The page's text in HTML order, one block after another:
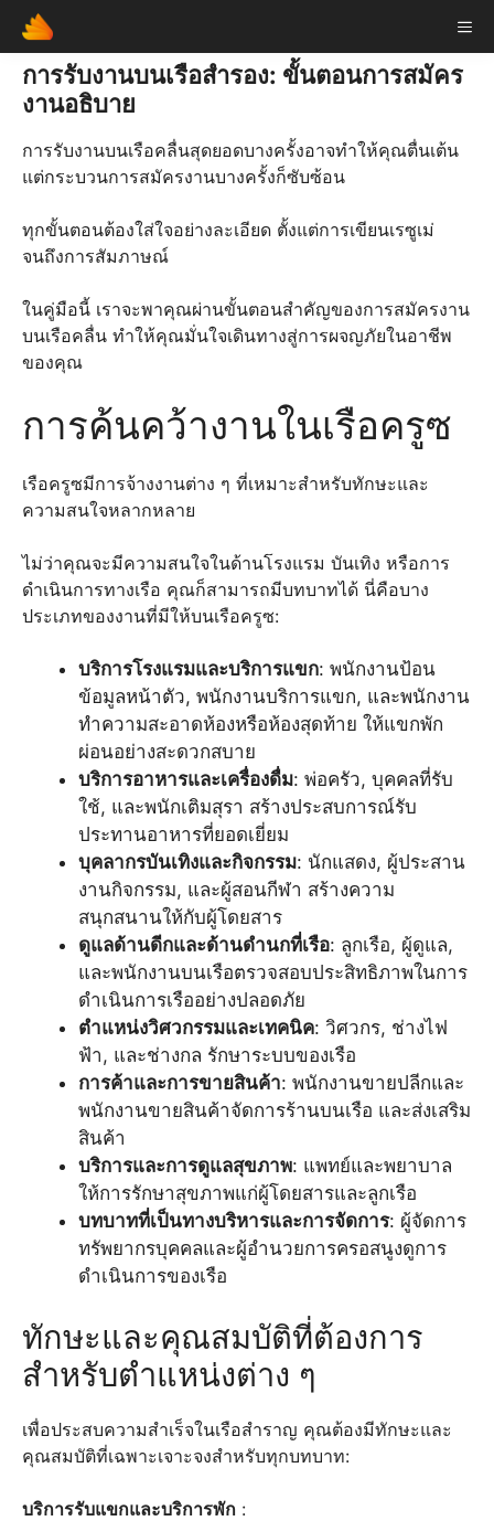
Skip
content
การรับงานบนเรือสำรอง: ขั้นตอนการสมัคร
งานอธิบาย
การรับงานบนเรือคลื่นสุดยอดบางครั้งอาจทำให้คุณตื่นเต้น
แต่กระบวนการสมัครงานบางครั้งก็ซับซ้อน
ทุกขั้นตอนต้องใส่ใจอย่างละเอียด ตั้งแต่การเขียนเรซูเม่
จนถึงการสัมภาษณ์
ในคู่มือนี้ เราจะพาคุณผ่านขั้นตอนสำคัญของการสมัครงาน
บนเรือคลื่น ทำให้คุณมั่นใจเดินทางสู่การผจญภัยในอาชีพ
ของคุณ
การค้นคว้างานในเรือครูซ
เรือครูซมีการจ้างงานต่าง ๆ ที่เหมาะสำหรับทักษะและ
ความสนใจหลากหลาย
ไม่ว่าคุณจะมีความสนใจในด้านโรงแรม บันเทิง หรือการ
ดำเนินการทางเรือ คุณก็สามารถมีบทบาทได้ นี่คือบาง
ประเภทของงานที่มีให้บนเรือครูซ:
บริการโรงแรมและบริการแขก: พนักงานป้อน
ข้อมูลหน้าตัว, พนักงานบริการแขก, และพนักงาน
ทำความสะอาดห้องหรือห้องสุดท้าย ให้แขกพัก
ผ่อนอย่างสะดวกสบาย
บริการอาหารและเครื่องดื่ม: พ่อครัว, บุคคลที่รับ
ใช้, และพนักเติมสุรา สร้างประสบการณ์รับ
ประทานอาหารที่ยอดเยี่ยม
บุคลากรบันเทิงและกิจกรรม: นักแสดง, ผู้ประสาน
งานกิจกรรม, และผู้สอนกีฬา สร้างความ
สนุกสนานให้กับผู้โดยสาร
ดูแลด้านดีกและด้านดำนกที่เรือ: ลูกเรือ, ผู้ดูแล,
และพนักงานบนเรือตรวจสอบประสิทธิภาพในการ
ดำเนินการเรืออย่างปลอดภัย
ตำแหน่งวิศวกรรมและเทคนิค: วิศวกร, ช่างไฟ
ฟ้า, และช่างกล รักษาระบบของเรือ
การค้าและการขายสินค้า: พนักงานขายปลีกและ
พนักงานขายสินค้าจัดการร้านบนเรือ และส่งเสริม
สินค้า
บริการและการดูแลสุขภาพ: แพทย์และพยาบาล
ให้การรักษาสุขภาพแก่ผู้โดยสารและลูกเรือ
บทบาทที่เป็นทางบริหารและการจัดการ: ผู้จัดการ
ทรัพยากรบุคคลและผู้อำนวยการครอสนูงดูการ
ดำเนินการของเรือ
ทักษะและคุณสมบัติที่ต้องการ
สำหรับตำแหน่งต่าง ๆ
เพื่อประสบความสำเร็จในเรือสำราญ คุณต้องมีทักษะและ
คุณสมบัติที่เฉพาะเจาะจงสำหรับทุกบทบาท:
บริการรับแขกและบริการพัก :